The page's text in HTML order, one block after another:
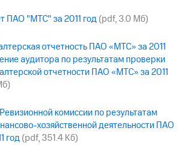
ПАО "МТС" за 2011 год(pdf, 3.0 Мб)
отчетность ПАО «МТС» за 2011
аудитора по результатам проверки
отчетности ПАО «МТС» за 2011
комиссии по результатам
хозяйственной деятельности ПАО
год(pdf, 351.4 Кб)